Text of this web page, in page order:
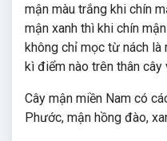
mận màu trắng khi chín
mận xanh thì khi chín
không chỉ mọc từ nách
kì điểm nào trên thân cây
Cây mận miền Nam có
Phước, mận hồng đào,